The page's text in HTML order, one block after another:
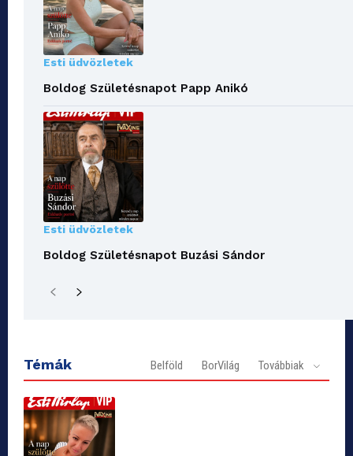
Esti üdvözletek
Boldog Születésnapot Papp Anikó
Esti üdvözletek
Boldog Születésnapot Buzási Sándor
Témák Belföld BorVilág Továbbiak